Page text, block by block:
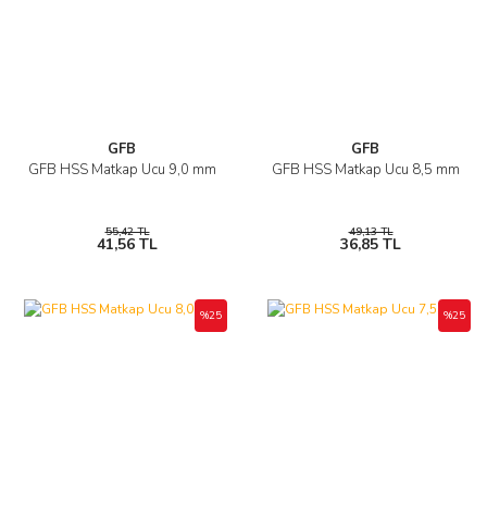
GFB
GFB HSS Matkap Ucu 9,0 mm
55,42 TL
41,56 TL
GFB
GFB HSS Matkap Ucu 8,5 mm
49,13 TL
36,85 TL
%25 %25